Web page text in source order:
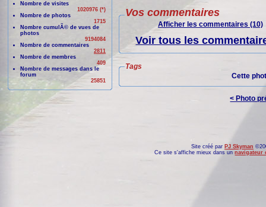
Nombre de visites
1020976 (*)
Nombre de photos
1715
Nombre cumulÃ© de vues de
photos
9194084
Nombre de commentaires
2811
Nombre de membres
409
Nombre de messages dans le
forum
25851
Vos commentaires
Afficher les commentaires (10)
Voir tous les
Tags
Cette
< Photo
Site créé par PJ Skyman
Ce site s'affiche mieux dans unnavigateur